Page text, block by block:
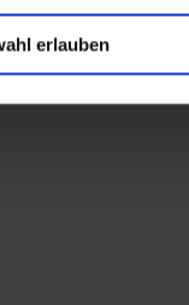
erlauben
Schoeller